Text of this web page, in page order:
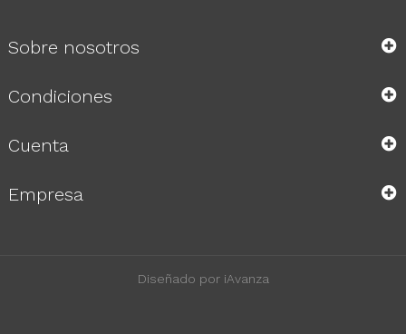
Sobre nosotros
Condiciones
Cuenta
Empresa
Diseñado por iAvanza